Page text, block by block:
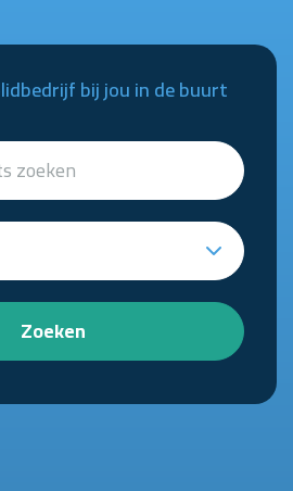
bij jou in de buurt
Zoeken